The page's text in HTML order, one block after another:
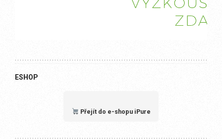
ESHOP
Přejít do e-shopu iPure